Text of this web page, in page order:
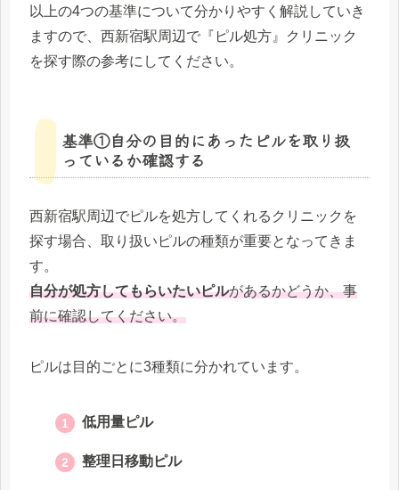
以上の4つの基準について分かりやすく解説していき
ますので、西新宿駅周辺で『ピル処方』クリニック
を探す際の参考にしてください。
基準①自分の目的にあったピルを取り扱
っているか確認する
西新宿駅周辺でピルを処方してくれるクリニックを
探す場合、取り扱いピルの種類が重要となってきま
す。
自分が処方してもらいたいピルがあるかどうか、事
前に確認してください。
ピルは目的ごとに3種類に分かれています。
低用量ピル
整理日移動ピル